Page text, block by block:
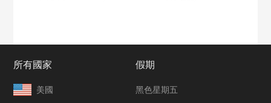
所有國家
美國
假期
黑色星期五